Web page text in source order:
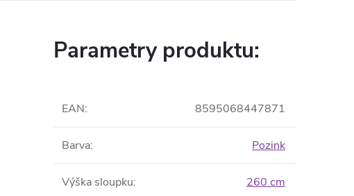
Parametry produktu:
EAN: 8595068447871
Barva: Pozink
Výška sloupku: 260 cm